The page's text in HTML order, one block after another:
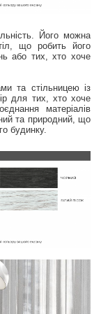
Його можна
що робить його
або тих, хто хоче
та стільницею із
для тих, хто хоче
матеріалів
та природний, що
будинку.